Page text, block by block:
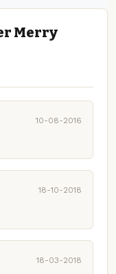
Merry
10-08-2016
18-10-2018
18-03-2018